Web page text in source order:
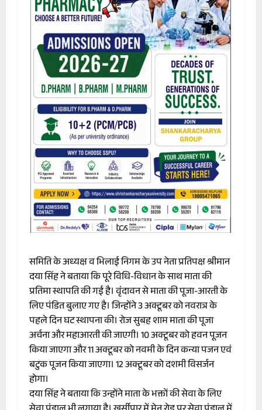
समिति के अध्यक्ष व भिलाई निगम के उप नेता प्रतिपक्ष श्रीमान
दया सिंह ने बताया कि पूरे विधि-विधान के साथ माता की
प्रतिमा स्थापति की गई है। वृंदावन से माता की पूजा-आरती के
लिए पंडित बुलाए गए है। जिन्होंने 3 अक्टूबर को नवरात्र के
पहले दिन घट स्थापना की। रोज सुबह शाम माता की पूजा
अर्चना और महाआरती की जाएगी। 10 अक्टूबर को हवन पूजन
किया जाएगा और 11 अक्टूबर को नवमी के दिन कन्या पजन एवं
बटुक पूजन किया जाएगा। 12 अक्टूबर को दशमी विसर्जन
होगा।
दया सिंह ने बताया कि ​उन्होंने माता के भक्तों की सेवा के लिए